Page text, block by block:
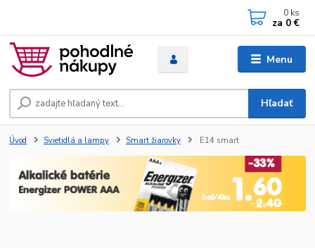
Menu
Hľadať
0 ks
za 0 €
Úvod Svietidlá a lampy Smart žiarovky E14 smart